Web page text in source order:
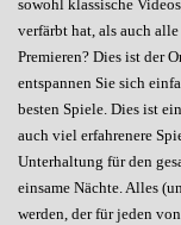
sowohl klassische
verfärbt hat, als auch
Premieren? Dies ist der
entspannen Sie sich
besten Spiele. Dies ist
auch viel erfahrenere
Unterhaltung für den
einsame Nächte. Alles
werden, der für jeden